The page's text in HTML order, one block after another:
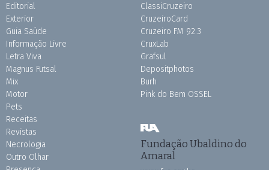
Editorial
Exterior
Guia Saúde
Informação Livre
Letra Viva
Magnus Futsal
Mix
Motor
Pets
Receitas
Revistas
Necrologia
Outro Olhar
ClassiCruzeiro
CruzeiroCard
Cruzeiro FM 92.3
CruxLab
Grafsul
Depositphotos
Burh
Pink do Bem OSSEL
Fundação Ubaldino do
Amaral